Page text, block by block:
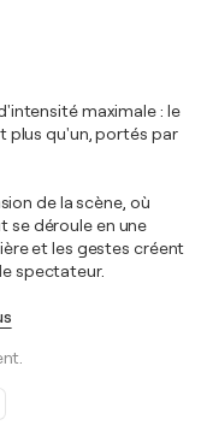
maximale : le
plus qu'un, portés par
de la scène, où
se déroule en une
et les gestes créent
spectateur.